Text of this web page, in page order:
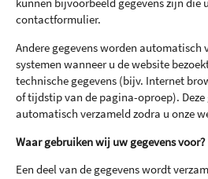
kunnen bijvoorbeeld gegevens zijn die
contactformulier.
Andere gegevens worden automatisch
systemen wanneer u de website
technische gegevens (bijv. Internet
of tijdstip van de pagina-oproep). Deze
automatisch verzameld zodra u onze
Waar gebruiken wij uw gegevens voor?
Een deel van de gegevens wordt